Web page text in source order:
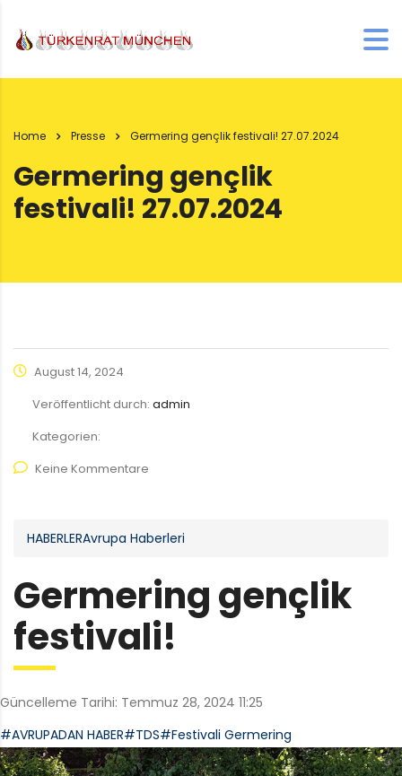
Home Presse Germering gençlik festivali! 27.07.2024
Germering gençlik
festivali! 27.07.2024
August 14, 2024
Veröffentlicht durch: admin
Kategorien:
Keine Kommentare
HABERLERAvrupa Haberleri
Germering gençlik
festivali!
Güncelleme Tarihi: Temmuz 28, 2024 11:25
#AVRUPADAN HABER#TDS#Festivali Germering